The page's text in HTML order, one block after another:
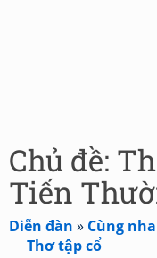
Chủ đề:
Tiến
Diễn đàn » Cùng
Thơ tập cổ